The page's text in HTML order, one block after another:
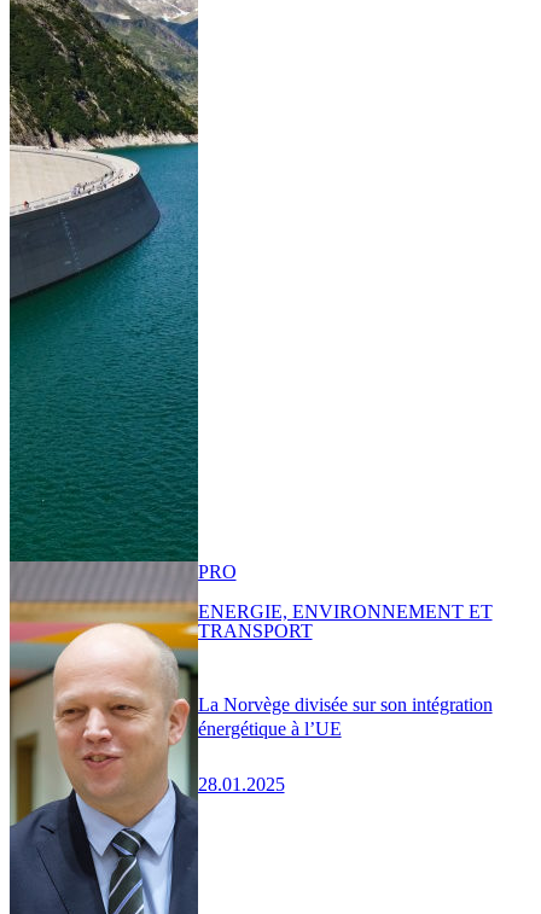
La Norvège divisée sur son intégration
énergétique à l’UE
28.01.2025
PRO
ENERGIE, ENVIRONNEMENT ET
TRANSPORT